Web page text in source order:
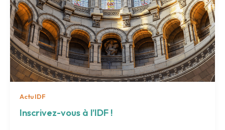
Actu IDF
Inscrivez-vous à l’IDF !